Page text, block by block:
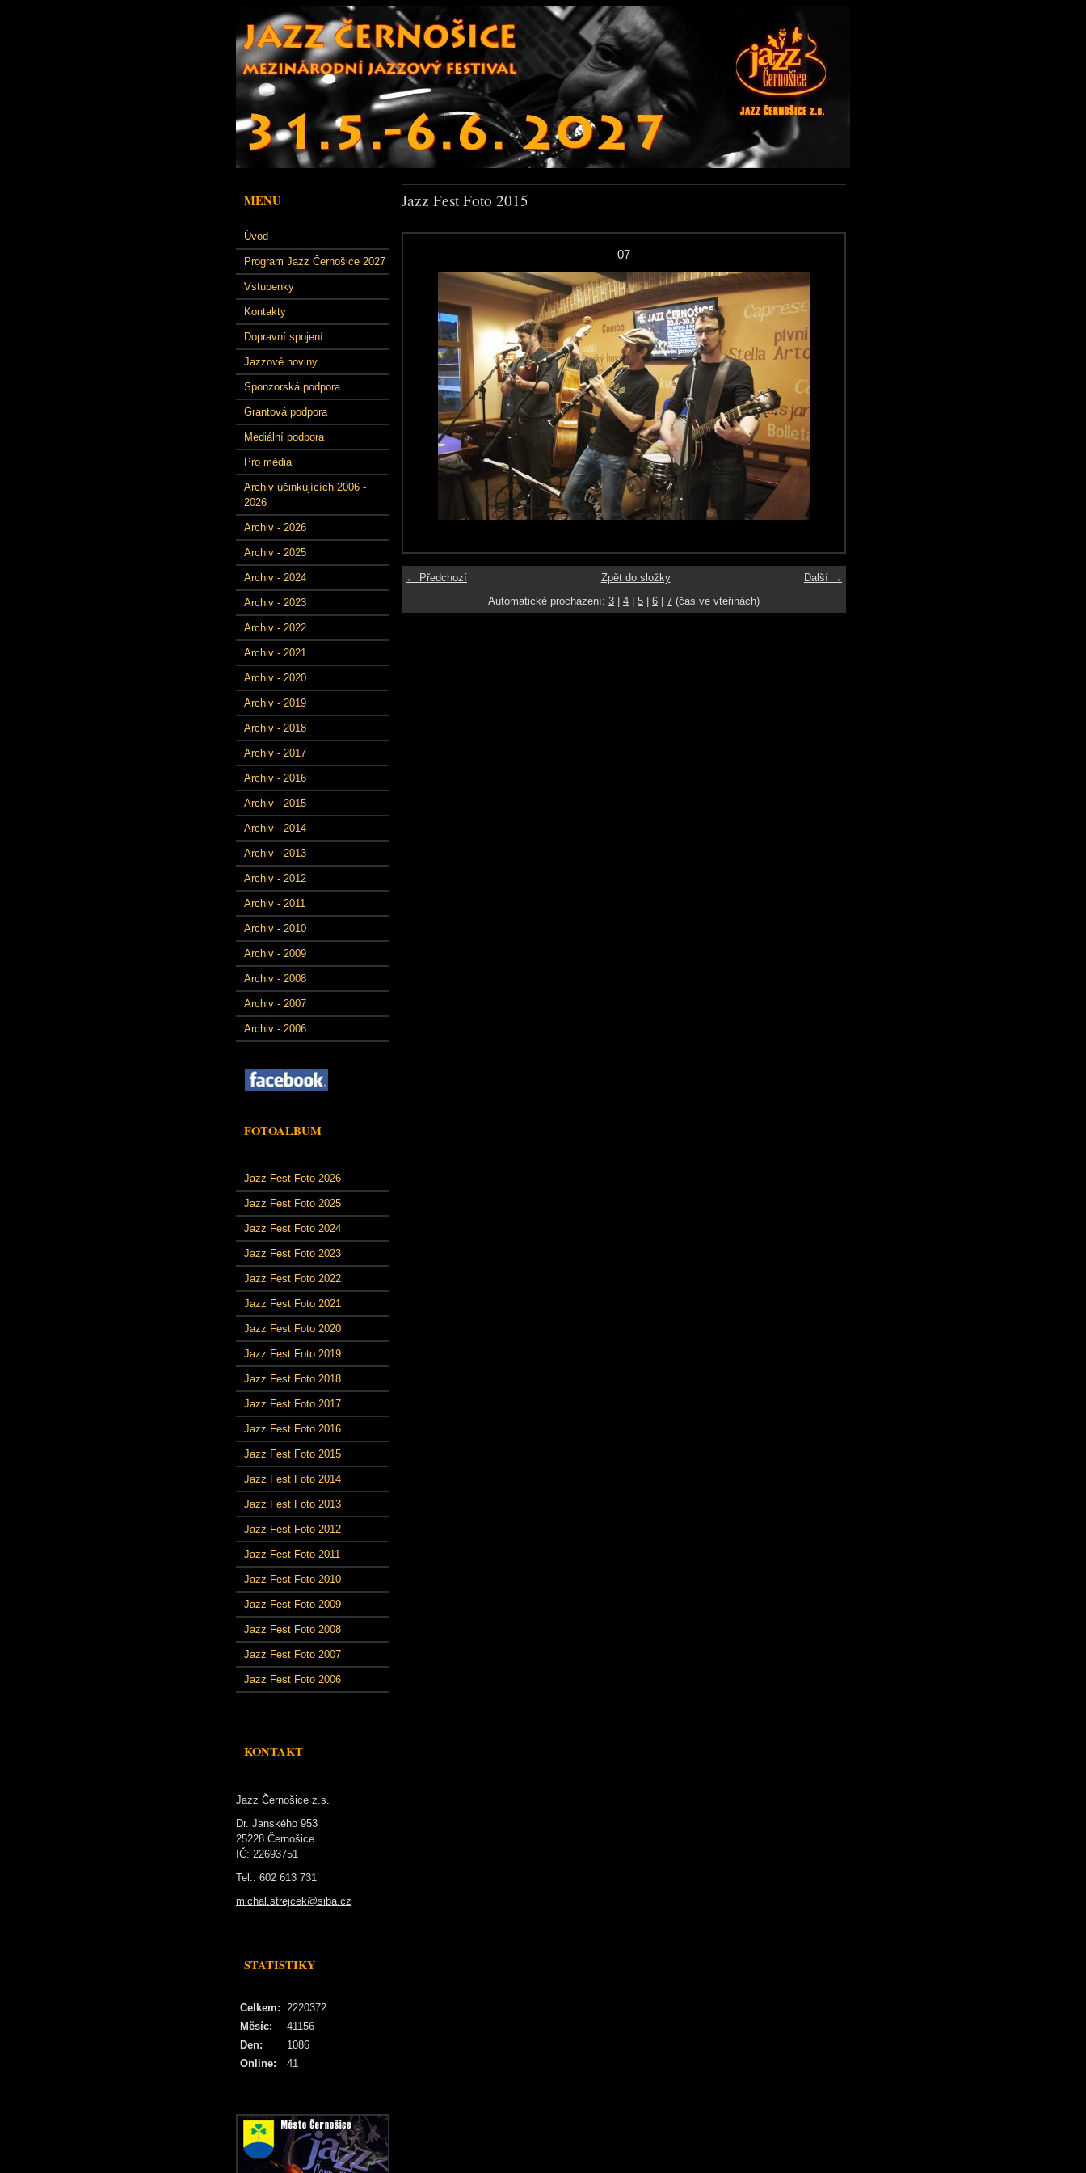
MENU
Úvod
Program Jazz Černošice 2027
Vstupenky
Kontakty
Dopravní spojení
Jazzové noviny
Sponzorská podpora
Grantová podpora
Mediální podpora
Pro média
Archiv účinkujících 2006 -
2026
Archiv - 2026
Archiv - 2025
Archiv - 2024
Archiv - 2023
Archiv - 2022
Archiv - 2021
Archiv - 2020
Archiv - 2019
Archiv - 2018
Archiv - 2017
Archiv - 2016
Archiv - 2015
Archiv - 2014
Archiv - 2013
Archiv - 2012
Archiv - 2011
Archiv - 2010
Archiv - 2009
Archiv - 2008
Archiv - 2007
Archiv - 2006
FOTOALBUM
Jazz Fest Foto 2026
Jazz Fest Foto 2025
Jazz Fest Foto 2024
Jazz Fest Foto 2023
Jazz Fest Foto 2022
Jazz Fest Foto 2021
Jazz Fest Foto 2020
Jazz Fest Foto 2019
Jazz Fest Foto 2018
Jazz Fest Foto 2017
Jazz Fest Foto 2016
Jazz Fest Foto 2015
Jazz Fest Foto 2014
Jazz Fest Foto 2013
Jazz Fest Foto 2012
Jazz Fest Foto 2011
Jazz Fest Foto 2010
Jazz Fest Foto 2009
Jazz Fest Foto 2008
Jazz Fest Foto 2007
Jazz Fest Foto 2006
KONTAKT
Jazz Černošice z.s.
Dr. Janského 953
25228 Černošice
IČ: 22693751
Tel.: 602 613 731
michal.strejcek@siba.cz
STATISTIKY
Online: 41
Celkem: 2220372
Měsíc:
41156
Den:
1086
Jazz Fest Foto 2015
07
← Předchozí Další →
Zpět do složky
Automatické procházení: 3 4 5 6 7 (čas ve vteřinách)